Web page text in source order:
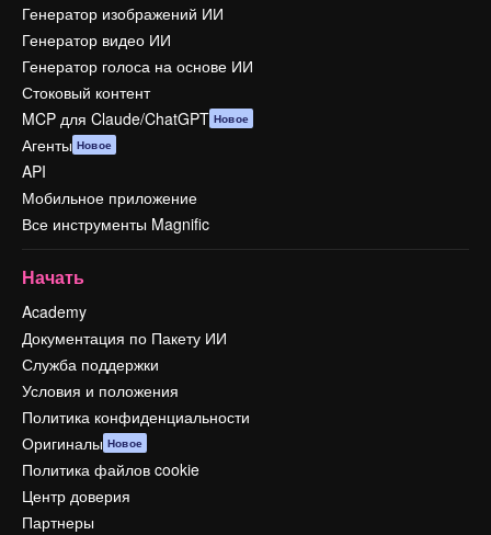
Генератор изображений ИИ
Генератор видео ИИ
Генератор голоса на основе ИИ
Стоковый контент
MCP для Claude/ChatGPT Новое
Агенты Новое
API
Мобильное приложение
Все инструменты Magnific
Начать
Academy
Документация по Пакету ИИ
Служба поддержки
Условия и положения
Политика конфиденциальности
Оригиналы Новое
Политика файлов cookie
Центр доверия
Партнеры